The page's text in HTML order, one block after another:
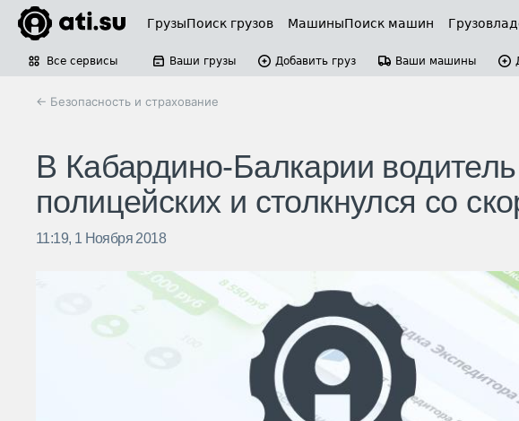
ГрузыПоиск грузов МашиныПоиск машин
Все сервисы Ваши грузы Добавить груз Ваши машины
← Безопасность и страхование
В Кабардино-Балкарии
полицейских и столкнулся со
11:19, 1 Ноября 2018